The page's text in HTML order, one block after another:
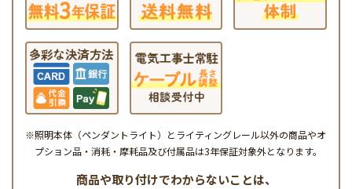
※照明本体（ペンダントライト）とライティングレール以外の商品やオ
プション品・消耗・摩耗品及び付属品は3年保証対象外となります。
商品や取り付けでわからないことは、